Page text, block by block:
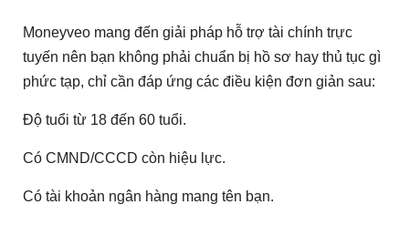
Moneyveo mang đến giải pháp hỗ trợ tài chính trực
tuyến nên bạn không phải chuẩn bị hồ sơ hay thủ tục gì
phức tạp, chỉ cần đáp ứng các điều kiện đơn giản sau:
Độ tuổi từ 18 đến 60 tuổi.
Có CMND/CCCD còn hiệu lực.
Có tài khoản ngân hàng mang tên bạn.